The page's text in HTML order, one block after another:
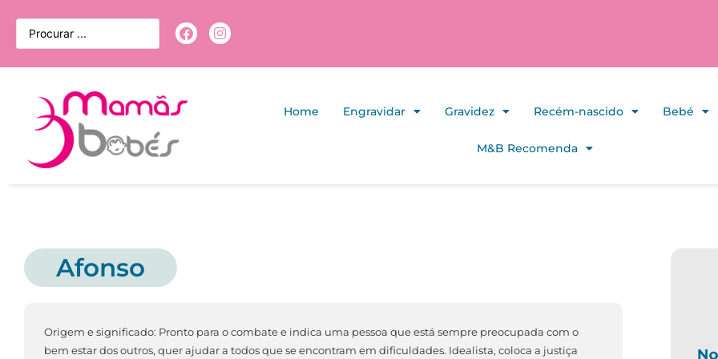
Home Engravidar Gravidez Recém-nascido Bebé
M&B Recomenda
Afonso
Origem e significado: Pronto para o combate e indica uma pessoa que está sempre preocupada com o
bem estar dos outros, quer ajudar a todos que se encontram em dificuldades. Idealista, coloca a justiça